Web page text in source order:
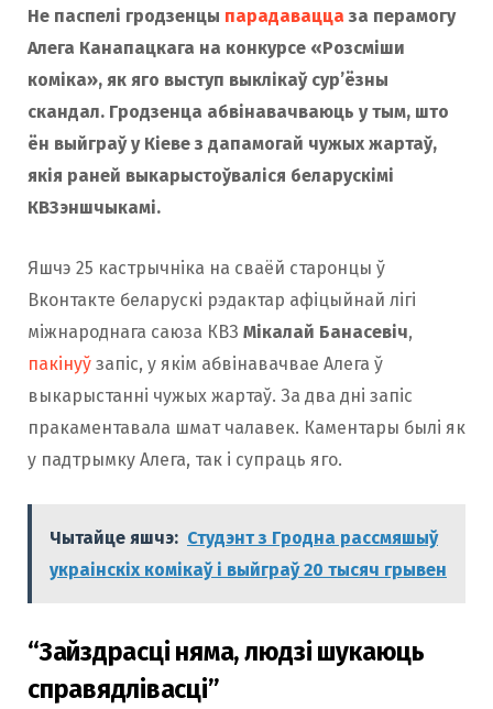
m
Не паспелі гродзенцы парадавацца за перамогу
Алега Канапацкага на конкурсе «Розсміши
коміка», як яго выступ выклікаў сур’ёзны
скандал. Гродзенца абвінавачваюць у тым, што
ён выйграў у Кіеве з дапамогай чужых жартаў,
якія раней выкарыстоўваліся беларускімі
КВЗэншчыкамі.
Яшчэ 25 кастрычніка на сваёй старонцы ў
Вконтакте беларускі рэдактар афіцыйнай лігі
міжнароднага саюза КВЗ Мікалай Банасевiч,
пакінуў запіс, у якiм абвінавачвае Алега ў
выкарыстанні чужых жартаў. За два дні запіс
пракаментавала шмат чалавек. Каментары былі як
у падтрымку Алега, так і супраць яго.
Чытайце яшчэ: Студэнт з Гродна рассмяшыў
украінскіх комікаў і выйграў 20 тысяч грывен
“Зайздрасці няма, людзі шукаюць
справядлівасці”